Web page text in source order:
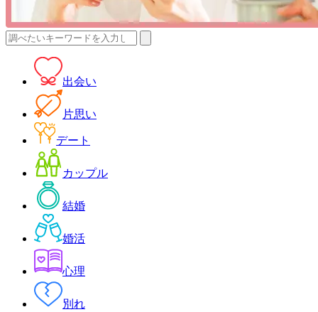
検
出会い
片思い
デート
カップル
結婚
婚活
心理
別れ